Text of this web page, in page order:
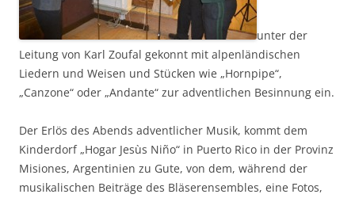
unter der
Leitung von Karl Zoufal gekonnt mit alpenländischen
Liedern und Weisen und Stücken wie „Hornpipe“,
„Canzone“ oder „Andante“ zur adventlichen Besinnung ein.
Der Erlös des Abends adventlicher Musik, kommt dem
Kinderdorf „Hogar Jesùs Niño“ in Puerto Rico in der Provinz
Misiones, Argentinien zu Gute, von dem, während der
musikalischen Beiträge des Bläserensembles, eine Fotos,